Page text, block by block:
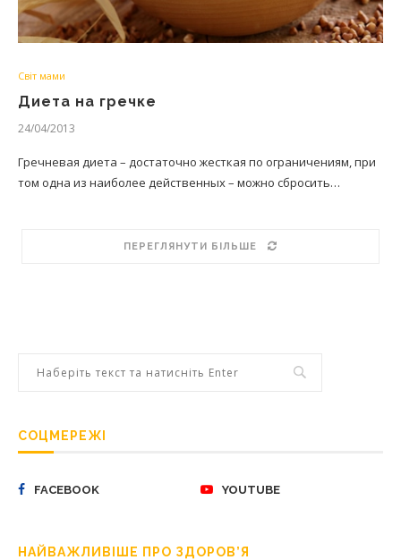
Світ мами
Диета на гречке
24/04/2013
Гречневая диета – достаточно жесткая по ограничениям, при
том одна из наиболее действенных – можно сбросить…
ПЕРЕГЛЯНУТИ БІЛЬШЕ
СОЦМЕРЕЖІ
FACEBOOK YOUTUBE
НАЙВАЖЛИВІШЕ ПРО ЗДОРОВ’Я